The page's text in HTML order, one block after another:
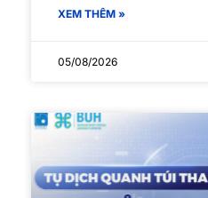
XEM THÊM »
05/08/2026